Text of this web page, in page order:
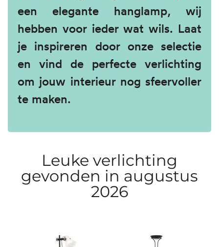
een elegante hanglamp, wij
hebben voor ieder wat wils. Laat
je inspireren door onze selectie
en vind de perfecte verlichting
om jouw interieur nog sfeervoller
te maken.
Leuke verlichting
gevonden in augustus
2026